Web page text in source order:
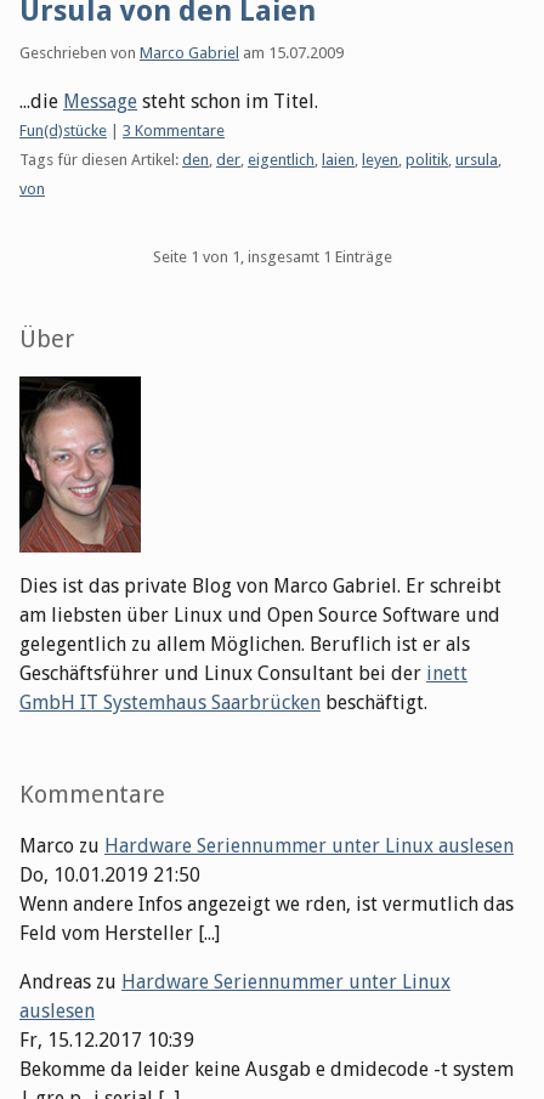
Ursula von den Laien
Geschrieben von Marco Gabriel am 15.07.2009
...die Message steht schon im Titel.
Kategorien:
Fun(d)stücke
3 Kommentare
Tags für diesen Artikel: den, der, eigentlich, laien, leyen, politik, ursula,
von
Seite 1 von 1, insgesamt 1 Einträge
Seitenleiste
Über
Dies ist das private Blog von Marco Gabriel. Er schreibt
am liebsten über Linux und Open Source Software und
gelegentlich zu allem Möglichen. Beruflich ist er als
Geschäftsführer und Linux Consultant bei der inett
GmbH IT Systemhaus Saarbrücken beschäftigt.
Kommentare
Marco zu Hardware Seriennummer unter Linux auslesen
Do, 10.01.2019 21:50
Wenn andere Infos angezeigt we rden, ist vermutlich das
Feld vom Hersteller [...]
Andreas zu Hardware Seriennummer unter Linux
auslesen
Fr, 15.12.2017 10:39
Bekomme da leider keine Ausgab e dmidecode -t system